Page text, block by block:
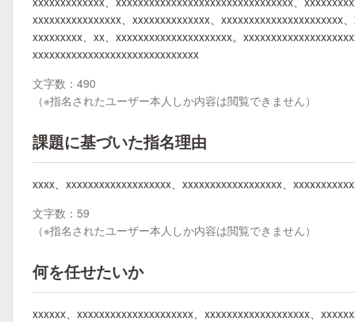
xxxxxxxxxxxxxxxx、xxxxxxxxxxxxxx、xxxxxxxxxxxxxxxxxxxxxx
xxxxxxxxx、xx、xxxxxxxxxxxxxxxxxxxxx。
xxxxxxxxxxxxxxxxxxxxxxxxxxxxxx
文字数：490
（※指名されたユーザー本人しか内容は閲覧できません）
課題に基づいた指名理由
xxxx、xxxxxxxxxxxxxxxxxxx、xxxxxxxxxxxxxxxxxx、
文字数：59
（※指名されたユーザー本人しか内容は閲覧できません）
何を任せたいか
xxxxxx、xxxxxxxxxxxxxxxxxxxxx、xxxxxxxxxxxxxxxxxxx、